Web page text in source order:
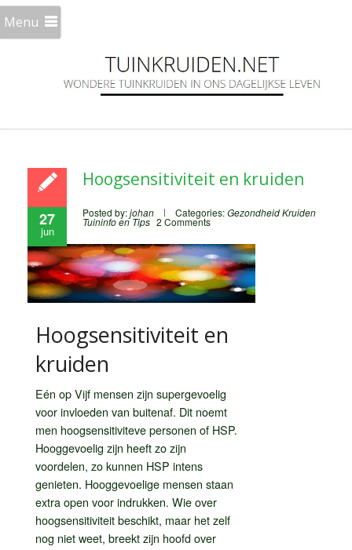
Menu
27
jun
Hoogsensitiviteit en kruiden
Posted by:johan Categories:GezondheidKruiden
Tuininfo en Tips 2 Comments
Hoogsensitiviteit en
kruiden
Eén op Vijf mensen zijn supergevoelig
voor invloeden van buitenaf. Dit noemt
men hoogsensitiviteve personen of HSP.
Hooggevoelig zijn heeft zo zijn
voordelen, zo kunnen HSP intens
genieten. Hooggevoelige mensen staan
extra open voor indrukken. Wie over
hoogsensitiviteit beschikt, maar het zelf
nog niet weet, breekt zijn hoofd over